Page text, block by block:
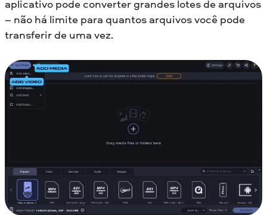
aplicativo pode converter grandes lotes de arquivos
– não há limite para quantos arquivos você pode
transferir de uma vez.